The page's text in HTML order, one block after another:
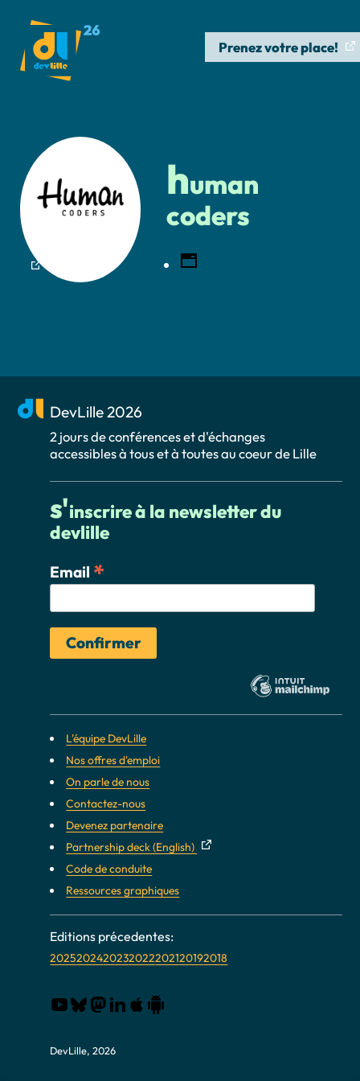
Prenez votre place!
human
coders
DevLille 2026
2 jours de conférences et d'échanges
accessibles à tous et à toutes au coeur de Lille
s'inscrire à la newsletter du
devlille
Email *
L'équipe DevLille
Nos offres d'emploi
On parle de nous
Contactez-nous
Devenez partenaire
Partnership deck (English)
Code de conduite
Ressources graphiques
2025202420232022202120192018
DevLille, 2026